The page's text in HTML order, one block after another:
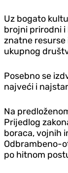
Uz bogato
brojni prirodni
znatne resurse
ukupnog
Posebno se
najveći i
Na
Prijedlog
boraca, vojnih
Odbrambeno-
po hitnom